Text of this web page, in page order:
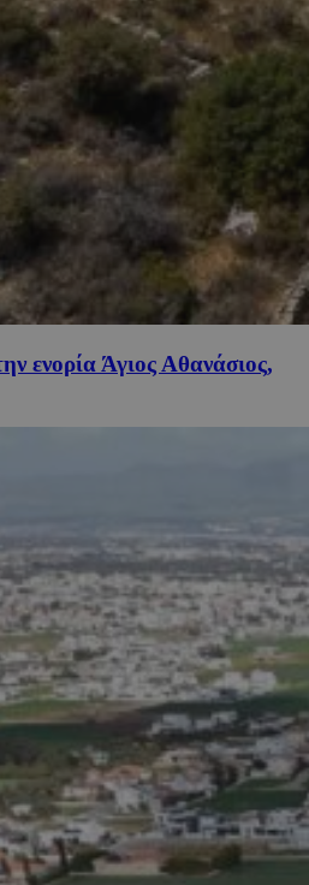
ενορία Άγιος Αθανάσιος,